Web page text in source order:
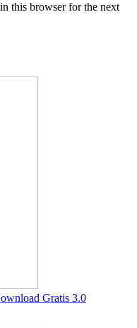
this browser for the next
Gratis 3.0